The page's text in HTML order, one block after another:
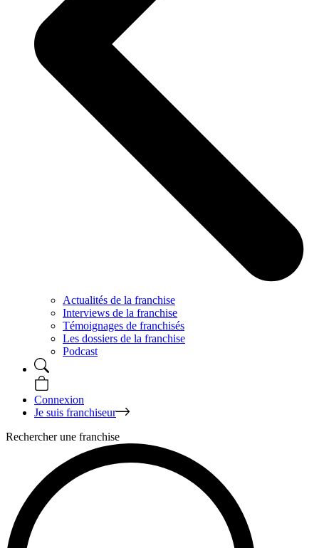
Actualités de la franchise
Interviews de la franchise
Témoignages de franchisés
Les dossiers de la franchise
Podcast
Connexion
Je suis franchiseur
Rechercher une franchise